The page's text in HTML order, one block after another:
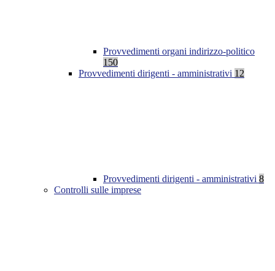
Provvedimenti organi indirizzo-politico
150
Provvedimenti dirigenti - amministrativi 12
Provvedimenti dirigenti - amministrativi 8
Controlli sulle imprese